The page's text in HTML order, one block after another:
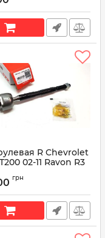
R Chevrolet
02-11 Ravon R3
CRKD-10R
грн